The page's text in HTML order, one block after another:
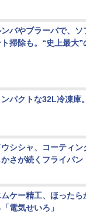
ンバやブラーバで、
ト掃除も。“史上最大”
ンパクトな32L冷凍庫
ウシシャ、コーティ
かさが続くフライパン
ムケー精工、ほった
電気せいろ」